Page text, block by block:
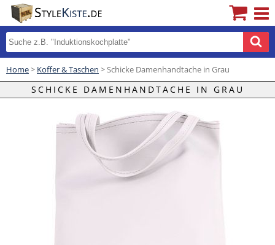
Home> Koffer & Taschen > Schicke Damenhandtache in Grau
SCHICKE DAMENHANDTACHE IN GRAU